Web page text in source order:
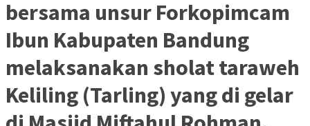
bersama unsur Forkopimcam
Ibun Kabupaten Bandung
melaksanakan sholat taraweh
Keliling (Tarling) yang di gelar